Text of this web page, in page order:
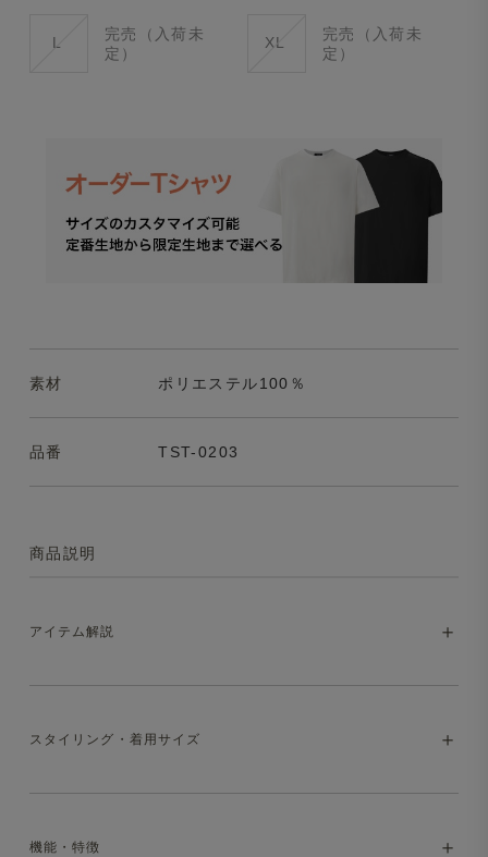
L
完売（入荷未
定）
XL
完売（入荷未
定）
素材 ポリエステル100％
品番 TST-0203
商品説明
アイテム解説
Tシャツ以上、ニット未満。上品に着まわせる
スタイリング・着用サイズ
機能・特徴